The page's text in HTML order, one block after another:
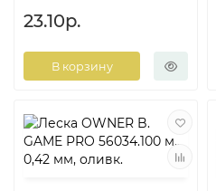
23.10р.
В корзину